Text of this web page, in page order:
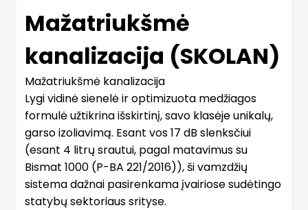
Mažatriukšmė
kanalizacija (SKOLAN)
Mažatriukšmė kanalizacija
Lygi vidinė sienelė ir optimizuota medžiagos
formulė užtikrina išskirtinį, savo klasėje unikalų,
garso izoliavimą. Esant vos 17 dB slenksčiui
(esant 4 litrų srautui, pagal matavimus su
Bismat 1000 (P-BA 221/2016)), ši vamzdžių
sistema dažnai pasirenkama įvairiose sudėtingo
statybų sektoriaus srityse.